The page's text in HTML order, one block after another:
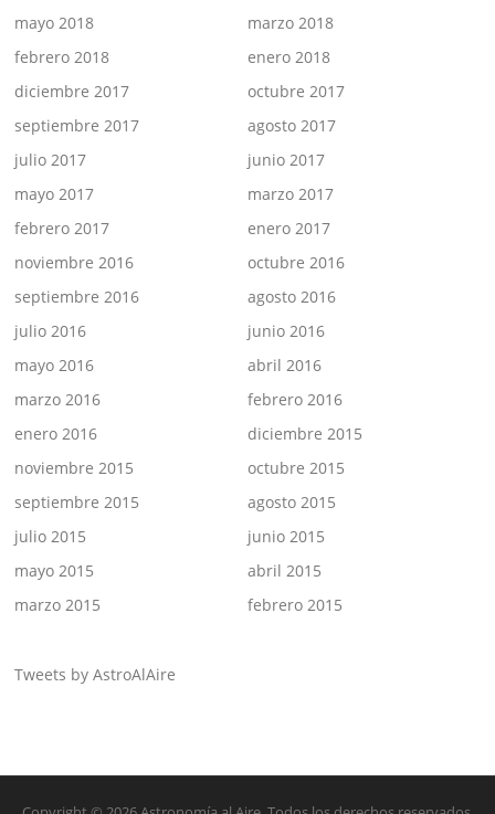
mayo 2018
marzo 2018
febrero 2018
enero 2018
diciembre 2017
octubre 2017
septiembre 2017
agosto 2017
julio 2017
junio 2017
mayo 2017
marzo 2017
febrero 2017
enero 2017
noviembre 2016
octubre 2016
septiembre 2016
agosto 2016
julio 2016
junio 2016
mayo 2016
abril 2016
marzo 2016
febrero 2016
enero 2016
diciembre 2015
noviembre 2015
octubre 2015
septiembre 2015
agosto 2015
julio 2015
junio 2015
mayo 2015
abril 2015
marzo 2015
febrero 2015
Tweets by AstroAlAire